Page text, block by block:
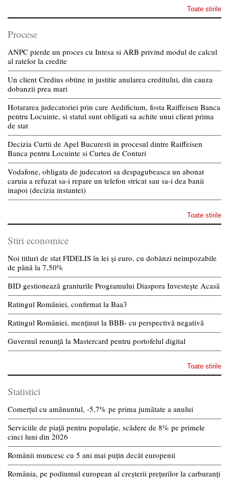
Toate stirile
Procese
ANPC pierde un proces cu Intesa si ARB privind modul de calcul
al ratelor la credite
Un client Credius obtine in justitie anularea creditului, din cauza
dobanzii prea mari
Hotararea judecatoriei prin care Aedificium, fosta Raiffeisen Banca
pentru Locuinte, si statul sunt obligati sa achite unui client prima
de stat
Decizia Curtii de Apel Bucuresti in procesul dintre Raiffeisen
Banca pentru Locuinte si Curtea de Conturi
Vodafone, obligata de judecatori sa despagubeasca un abonat
caruia a refuzat sa-i repare un telefon stricat sau sa-i dea banii
inapoi (decizia instantei)
Toate stirile
Stiri economice
Noi titluri de stat FIDELIS în lei și euro, cu dobânzi neimpozabile
de pânã la 7,50%
BID gestionează granturile Programului Diaspora Investește Acasă
Ratingul României, confirmat la Baa3
Ratingul României, menținut la BBB- cu perspectivă negativă
Guvernul renunță la Mastercard pentru portofelul digital
Toate stirile
Statistici
Comerțul cu amănuntul, -5,7% pe prima jumătate a anului
Serviciile de piață pentru populație, scădere de 8% pe primele
cinci luni din 2026
Românii muncesc cu 5 ani mai puțin decât europenii
România, pe podiumul european al creșterii prețurilor la carburanți